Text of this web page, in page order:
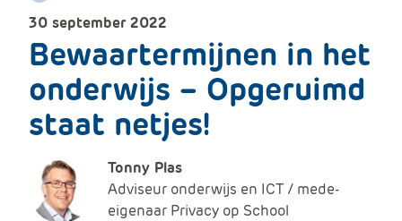
t
u
r
e
30 september 2022
Bewaartermijnen in het
onderwijs – Opgeruimd
staat netjes!
Tonny Plas
Adviseur onderwijs en ICT / mede-
eigenaar Privacy op School